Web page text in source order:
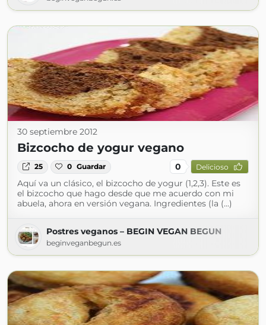
30 septiembre 2012
Bizcocho de yogur vegano
25 0 Guardar 0 Delicioso
Aquí va un clásico, el bizcocho de yogur (1,2,3). Este es
el bizcocho que hago desde que me acuerdo con mi
abuela, ahora en versión vegana. Ingredientes (la (...)
Postres veganos – BEGIN VEGAN BEGUN
beginveganbegun.es